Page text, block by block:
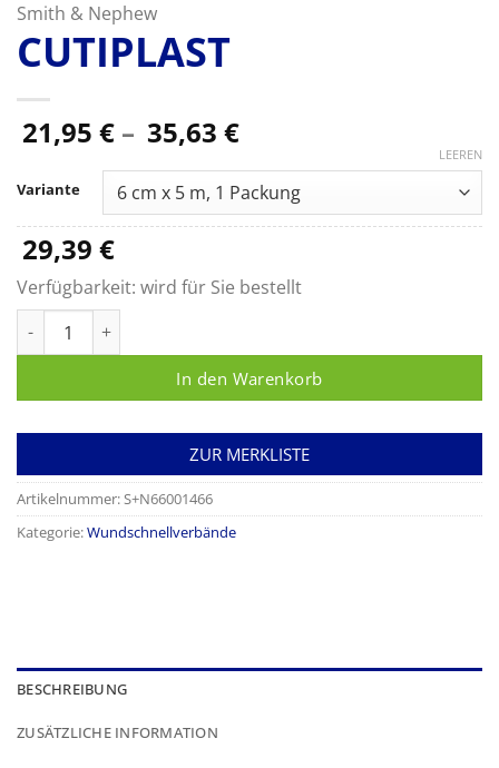
Smith & Nephew
CUTIPLAST
21,95 € – 35,63 €Preisspanne:
bis
35,63 €
Variante
LEEREN
29,39 €
Verfügbarkeit: wird für Sie bestellt
In den Warenkorb
ZUR MERKLISTE
Artikelnummer:S+N66001466
Kategorie:Wundschnellverbände
BESCHREIBUNG
ZUSÄTZLICHE INFORMATION